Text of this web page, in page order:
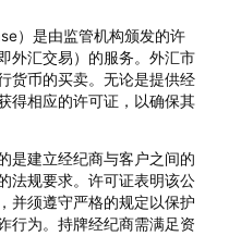
）是由监管机构颁发的许
外汇交易）的服务。外汇市
货币的买卖。无论是提供经
得相应的许可证，以确保其
是建立经纪商与客户之间的
法规要求。许可证表明该公
并须遵守严格的规定以保护
行为。持牌经纪商需满足资